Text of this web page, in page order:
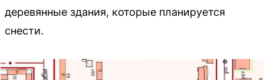
деревянные здания, которые планируется
снести.